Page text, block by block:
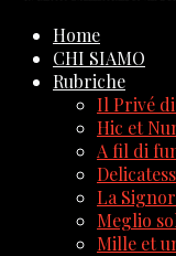
Home
CHI SIAMO
Rubriche
Il Privé
Hic et
A fil di
La
Meglio
Mille et